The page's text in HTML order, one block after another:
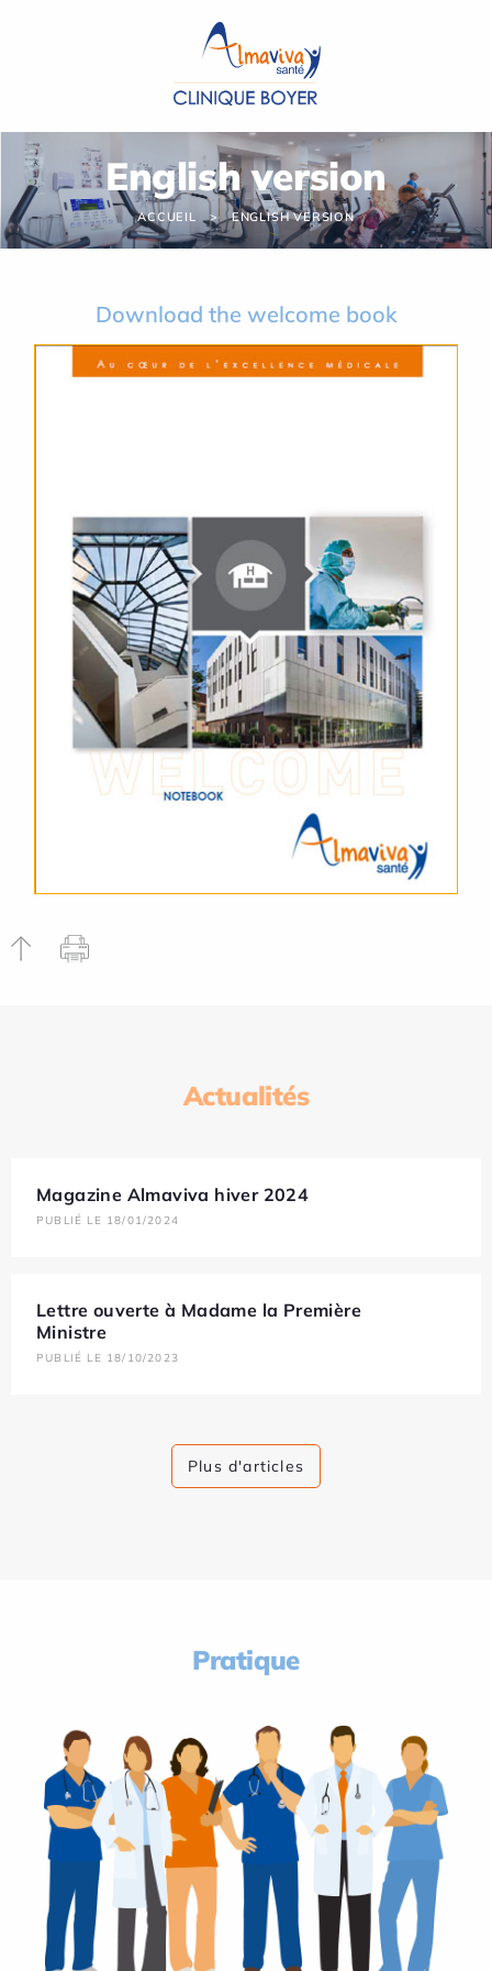
English version
ACCUEIL ENGLISH VERSION
Download the welcome book
Actualités
Magazine Almaviva hiver 2024
PUBLIÉ LE 18/01/2024
Lettre ouverte à Madame la Première
Ministre
PUBLIÉ LE 18/10/2023
Plus d'articles
Pratique